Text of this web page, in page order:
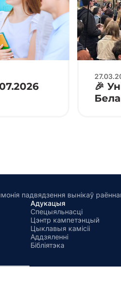
🎉
Адукацыя
Спецыяльнасці
Цэнтр кампетэнцый
Цыклавыя камісіі
Аддзяленні
Бібліятэка